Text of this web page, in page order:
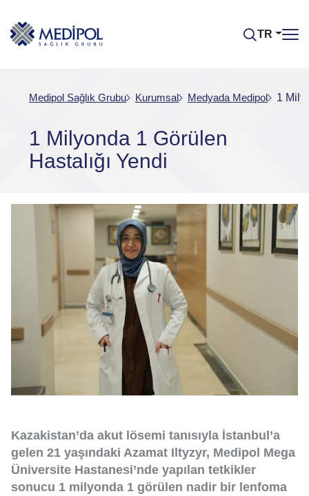
TR
Medipol Sağlık Grubu Kurumsal Medyada Medipol 1
1 Milyonda 1 Görülen
Hastalığı Yendi
Kazakistan’da akut lösemi tanısıyla İstanbul’a
gelen 21 yaşındaki Azamat Iltyzyr, Medipol Mega
Üniversite Hastanesi’nde yapılan tetkikler
sonucu 1 milyonda 1 görülen nadir bir lenfoma